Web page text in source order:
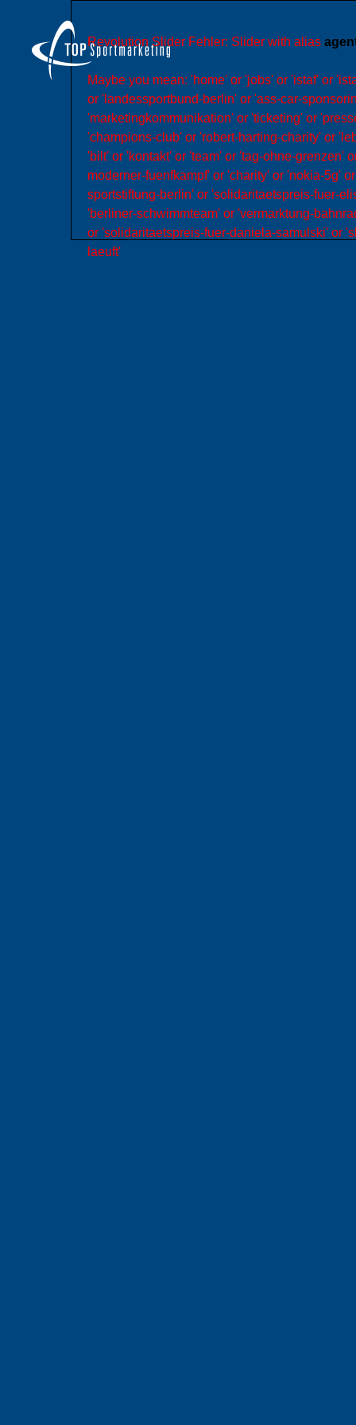
Revolution Slider Fehler: Slider with alias
Maybe you mean: 'home' or 'jobs' or 'istaf' or
or 'landessportbund-berlin' or 'ass-car-
'marketingkommunikation' or 'ticketing' or
'champions-club' or 'robert-harting-charity' or
'bilt' or 'kontakt' or 'team' or 'tag-ohne-grenzen'
moderner-fuenfkampf' or 'charity' or 'nokia-5g'
sportstiftung-berlin' or 'solidaritaetspreis-fuer-
'berliner-schwimmteam' or 'vermarktung-
or 'solidaritaetspreis-fuer-daniela-samulski' or
laeuft'